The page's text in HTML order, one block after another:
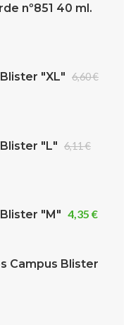
nº851 40 ml.
"XL" 6,60€
"L" 6,11€
"M" 4,35 €
Campus Blister